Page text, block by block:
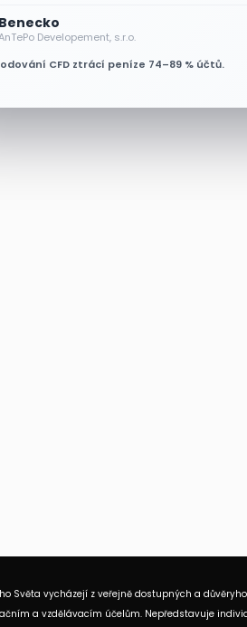
Developement, s.r.o.
CFD ztrácí peníze 74–89 % účtů.
Světa vycházejí z veřejně dostupných a
a vzdělávacím účelům. Nepředstavuje